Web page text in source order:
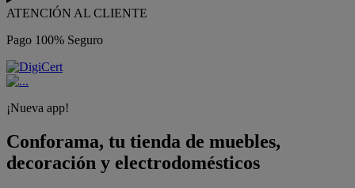
ATENCIÓN AL CLIENTE
Pago 100% Seguro
¡Nueva app!
Conforama, tu tienda de muebles,
decoración y electrodomésticos